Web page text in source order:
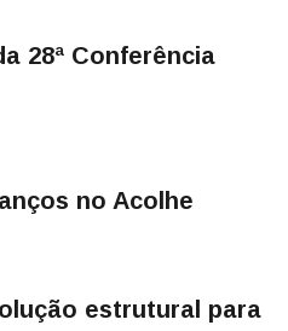
28ª Conferência
no Acolhe
estrutural para